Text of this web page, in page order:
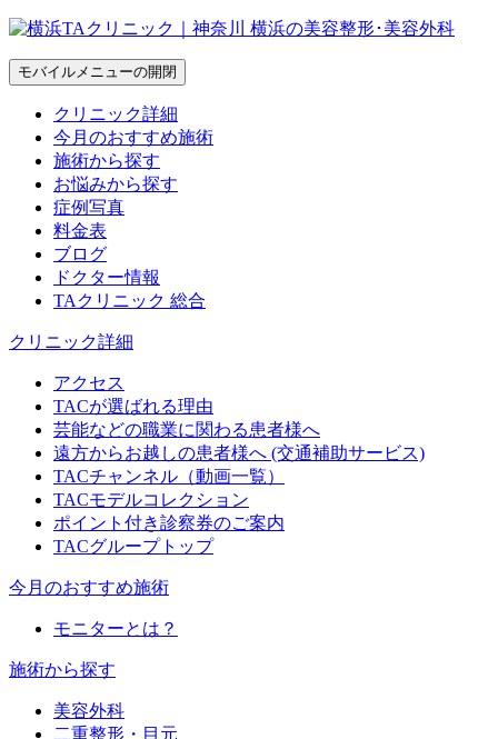
モバイルメニューの開閉
クリニック詳細
今月のおすすめ施術
施術から探す
お悩みから探す
症例写真
料金表
ブログ
ドクター情報
TAクリニック 総合
クリニック詳細
アクセス
TACが選ばれる理由
芸能などの職業に関わる患者様へ
遠方からお越しの患者様へ (交通補助サービス)
TACチャンネル（動画一覧）
TACモデルコレクション
ポイント付き診察券のご案内
TACグループトップ
今月のおすすめ施術
モニターとは？
施術から探す
美容外科
二重整形・目元